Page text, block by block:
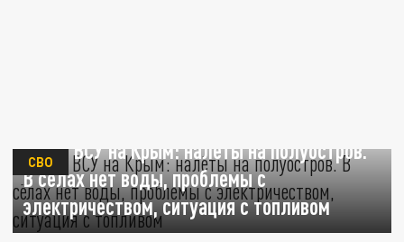
Атака ВСУ на Крым: налёты на полуостров.
В сёлах нет воды, проблемы с
электричеством, ситуация с топливом
СВО